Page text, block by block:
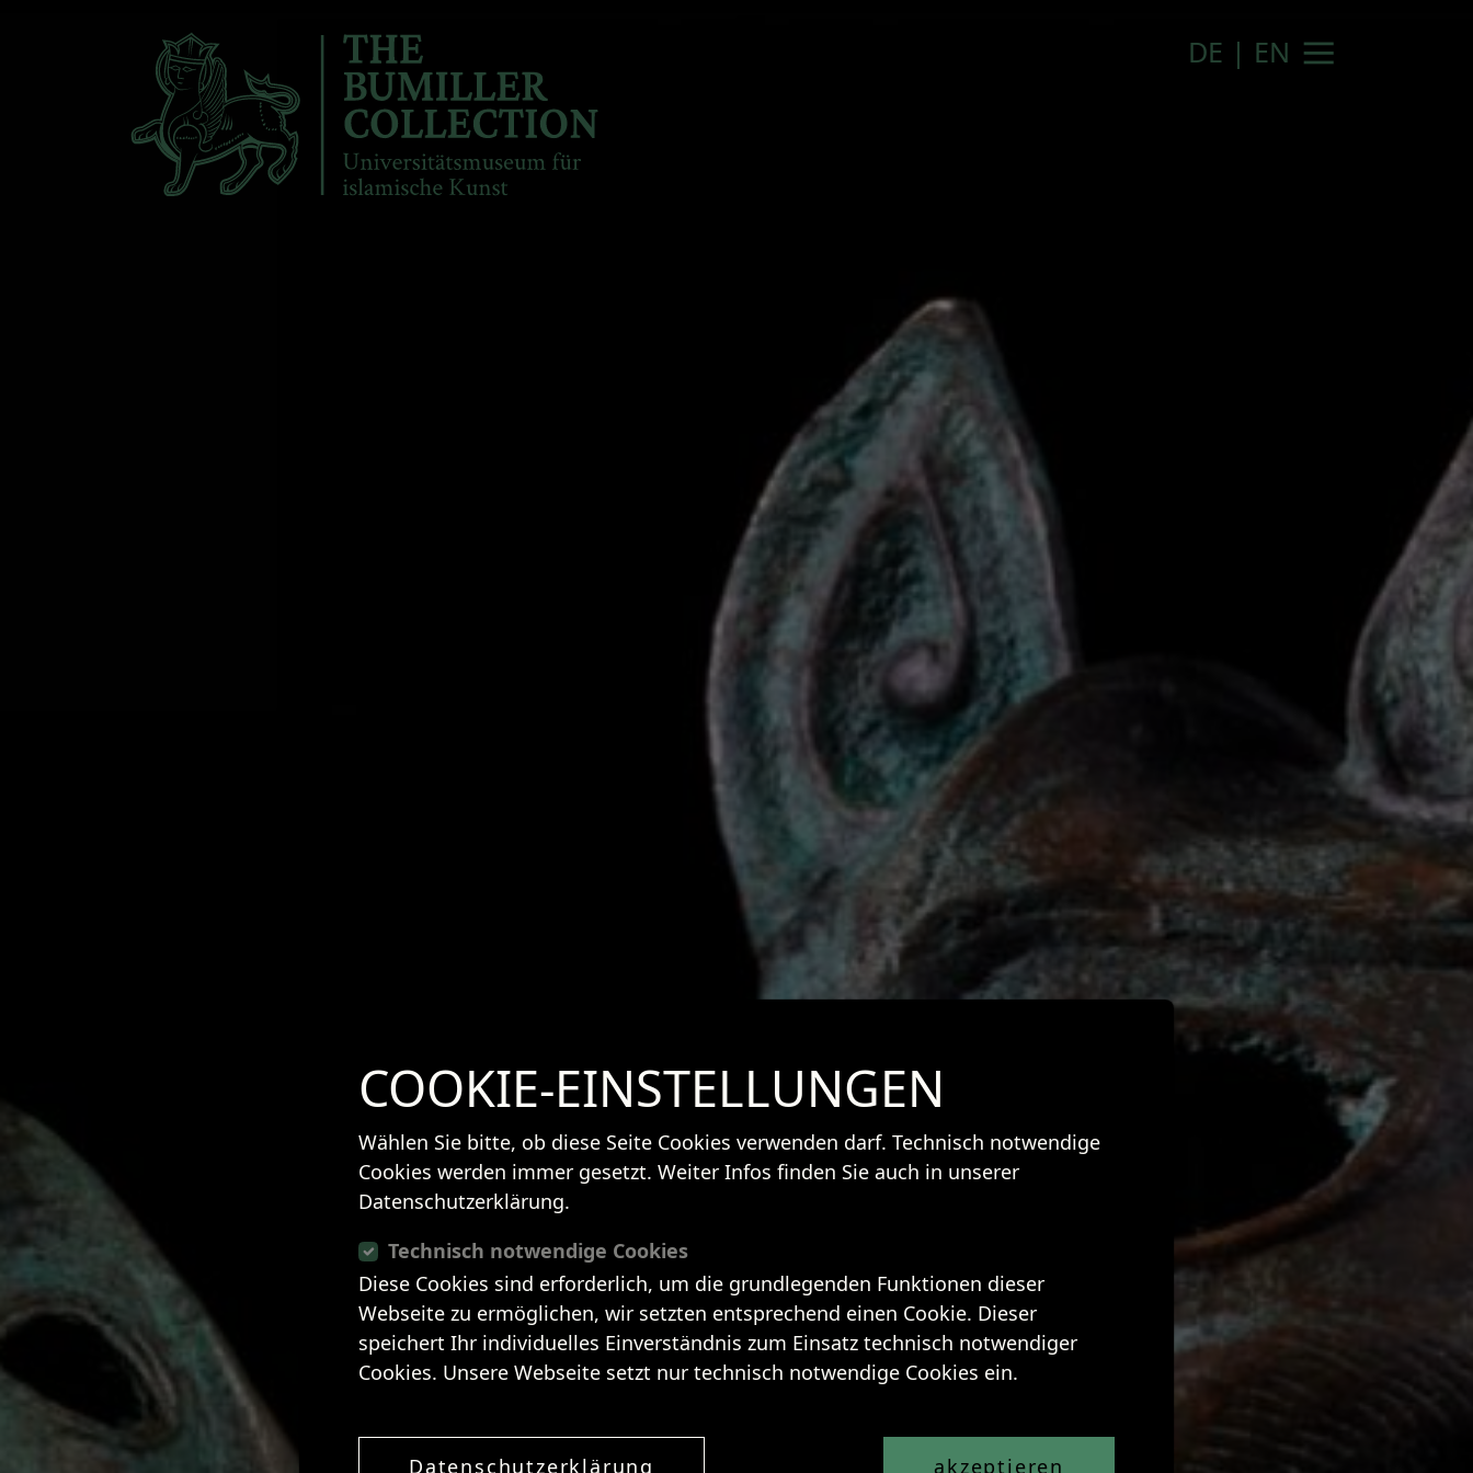
DE | EN
COOKIE-EINSTELLUNGEN
Wählen Sie bitte, ob diese Seite Cookies verwenden darf. Technisch notwendige
Cookies werden immer gesetzt. Weiter Infos finden Sie auch in unserer
Datenschutzerklärung.
Technisch notwendige Cookies
Diese Cookies sind erforderlich, um die grundlegenden Funktionen dieser
Webseite zu ermöglichen, wir setzten entsprechend einen Cookie. Dieser
speichert Ihr individuelles Einverständnis zum Einsatz technisch notwendiger
Cookies. Unsere Webseite setzt nur technisch notwendige Cookies ein.
Datenschutzerklärung akzeptieren